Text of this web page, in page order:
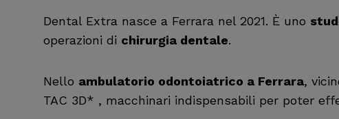
Dental Extra nasce a Ferrara nel 2021. È uno
operazioni di chirurgia dentale.
Nello ambulatorio odontoiatrico a Ferrara,
TAC 3D* , macchinari indispensabili per poter